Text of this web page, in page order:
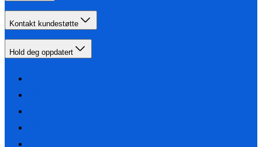
Kontakt kundestøtte
Hold deg oppdatert